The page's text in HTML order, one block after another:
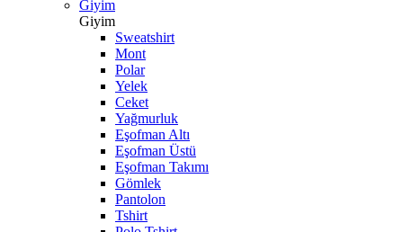
Giyim
Giyim
Sweatshirt
Mont
Polar
Yelek
Ceket
Yağmurluk
Eşofman Altı
Eşofman Üstü
Eşofman Takımı
Gömlek
Pantolon
Tshirt